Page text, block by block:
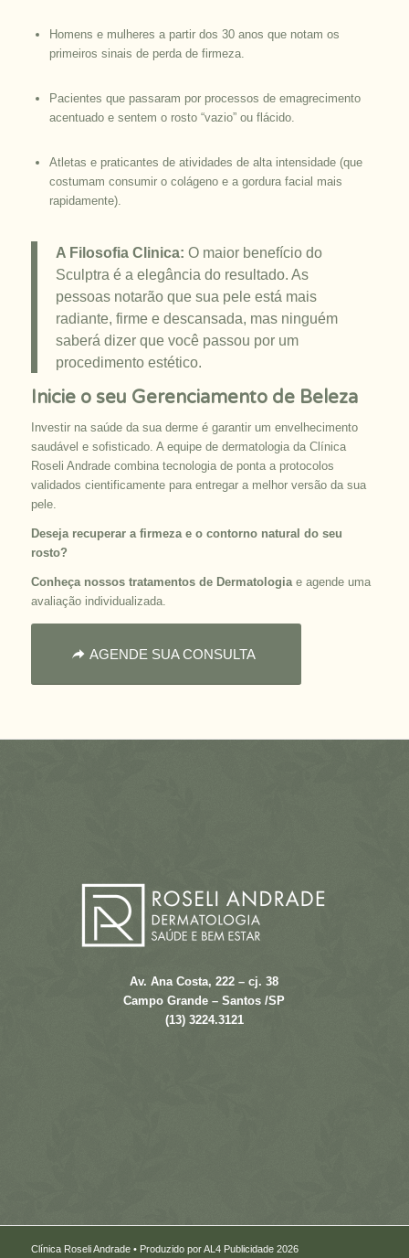
Homens e mulheres a partir dos 30 anos que notam os
primeiros sinais de perda de firmeza.
Pacientes que passaram por processos de emagrecimento
acentuado e sentem o rosto “vazio” ou flácido.
Atletas e praticantes de atividades de alta intensidade (que
costumam consumir o colágeno e a gordura facial mais
rapidamente).
A Filosofia Clinica: O maior benefício do
Sculptra é a elegância do resultado. As
pessoas notarão que sua pele está mais
radiante, firme e descansada, mas ninguém
saberá dizer que você passou por um
procedimento estético.
Inicie o seu Gerenciamento de Beleza
Investir na saúde da sua derme é garantir um envelhecimento
saudável e sofisticado. A equipe de dermatologia da Clínica
Roseli Andrade combina tecnologia de ponta a protocolos
validados cientificamente para entregar a melhor versão da sua
pele.
Deseja recuperar a firmeza e o contorno natural do seu
rosto?
Conheça nossos tratamentos de Dermatologiae agende uma
avaliação individualizada.
AGENDE SUA CONSULTA
Av. Ana Costa, 222 – cj. 38
Campo Grande – Santos /SP
(13) 3224.3121
Clínica Roseli Andrade • Produzido por AL4 Publicidade 2026